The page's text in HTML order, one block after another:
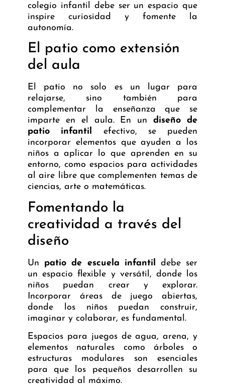
colegio infantil debe ser un espacio que
inspire curiosidad y fomente la
autonomía.
El patio como extensión
del aula
El patio no solo es un lugar para
relajarse, sino también para
complementar la enseñanza que se
imparte en el aula. En undiseño de
patio infantil efectivo, se pueden
incorporar elementos que ayuden a los
niños a aplicar lo que aprenden en su
entorno, como espacios para actividades
al aire libre que complementen temas de
ciencias, arte o matemáticas.
Fomentando la
creatividad a través del
diseño
Un patio de escuela infantil
debe ser
un espacio flexible y versátil, donde los
niños puedan crear y explorar.
Incorporar áreas de juego abiertas,
donde los niños puedan construir,
imaginar y colaborar, es fundamental.
Espacios para juegos de agua, arena, y
elementos naturales como árboles o
estructuras modulares son esenciales
para que los pequeños desarrollen su
creatividad al máximo.